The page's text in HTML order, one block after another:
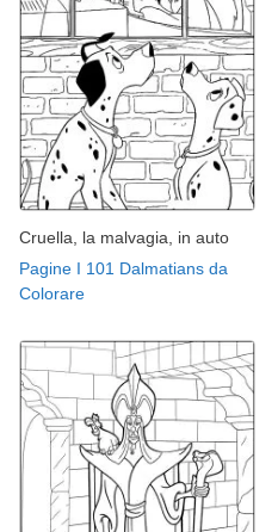
Cruella, la malvagia, in auto
Pagine I 101 Dalmatians da
Colorare